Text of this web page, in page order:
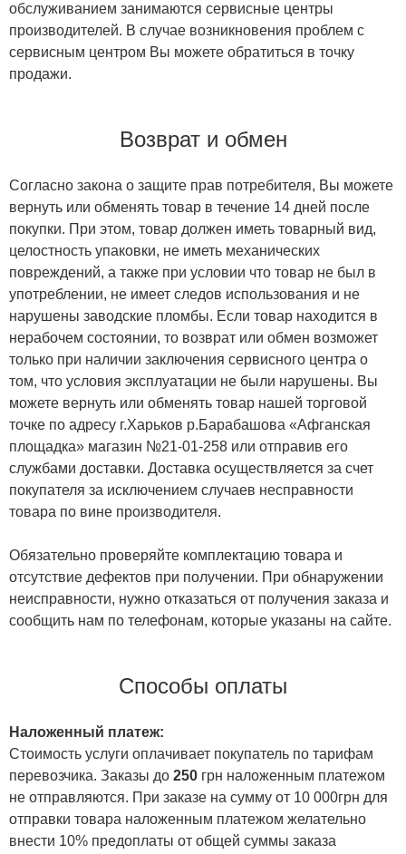
обслуживанием занимаются сервисные центры
производителей. В случае возникновения проблем с
сервисным центром Вы можете обратиться в точку
продажи.
Возврат и обмен
Согласно закона о защите прав потребителя, Вы можете
вернуть или обменять товар в течение 14 дней после
покупки. При этом, товар должен иметь товарный вид,
целостность упаковки, не иметь механических
повреждений, а также при условии что товар не был в
употреблении, не имеет следов использования и не
нарушены заводские пломбы. Если товар находится в
нерабочем состоянии, то возврат или обмен возможет
только при наличии заключения сервисного центра о
том, что условия эксплуатации не были нарушены. Вы
можете вернуть или обменять товар нашей торговой
точке по адресу г.Харьков р.Барабашова «Афганская
площадка» магазин №21-01-258 или отправив его
службами доставки. Доставка осуществляется за счет
покупателя за исключением случаев несправности
товара по вине производителя.
Обязательно проверяйте комплектацию товара и
отсутствие дефектов при получении. При обнаружении
неисправности, нужно отказаться от получения заказа и
сообщить нам по телефонам, которые указаны на сайте.
Способы оплаты
Наложенный платеж:
Стоимость услуги оплачивает покупатель по тарифам
перевозчика. Заказы до 250 грн наложенным платежом
не отправляются. При заказе на сумму от 10 000грн для
отправки товара наложенным платежом желательно
внести 10% предоплаты от общей суммы заказа